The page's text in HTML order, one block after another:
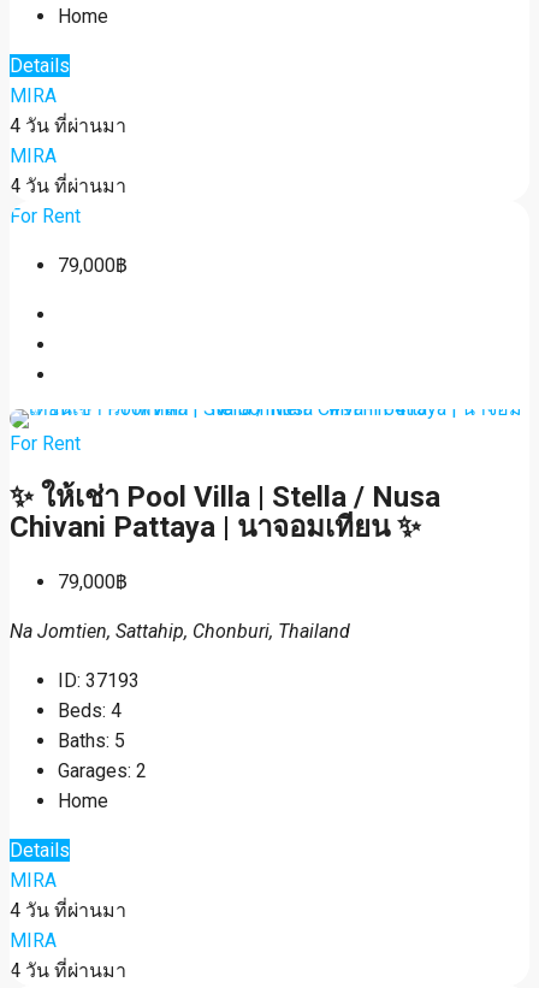
Home
Details
MIRA
4 วัน ที่ผ่านมา
MIRA
4 วัน ที่ผ่านมา
For Rent
79,000฿
For Rent
✨ ให้เช่า Pool Villa | Stella / Nusa
Chivani Pattaya | นาจอมเทียน ✨
79,000฿
Na Jomtien, Sattahip, Chonburi, Thailand
ID: 37193
Beds: 4
Baths: 5
Garages: 2
Home
Details
MIRA
4 วัน ที่ผ่านมา
MIRA
4 วัน ที่ผ่านมา